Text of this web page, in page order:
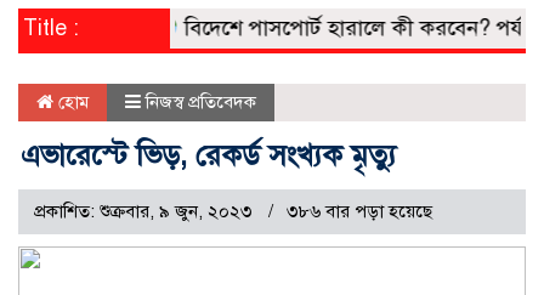
Title : বিদেশে পাসপোর্ট হারালে কী করবেন? পর্যটক ও
হোম নিজস্ব প্রতিবেদক
এভারেস্টে ভিড়, রেকর্ড সংখ্যক মৃত্যু
প্রকাশিত: শুক্রবার, ৯ জুন, ২০২৩ ৩৮৬ বার পড়া হয়েছে